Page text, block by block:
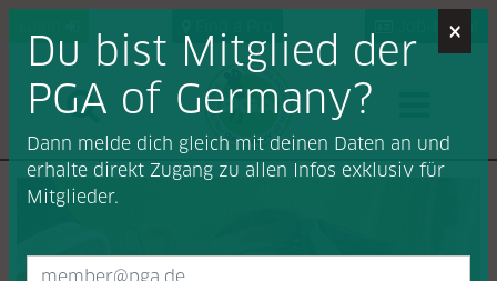
Job-Portal
×
Du bist Mitglied der
PGA of Germany?
Dann melde dich gleich mit deinen Daten an und
erhalte direkt Zugang zu allen Infos exklusiv für
Mitglieder.